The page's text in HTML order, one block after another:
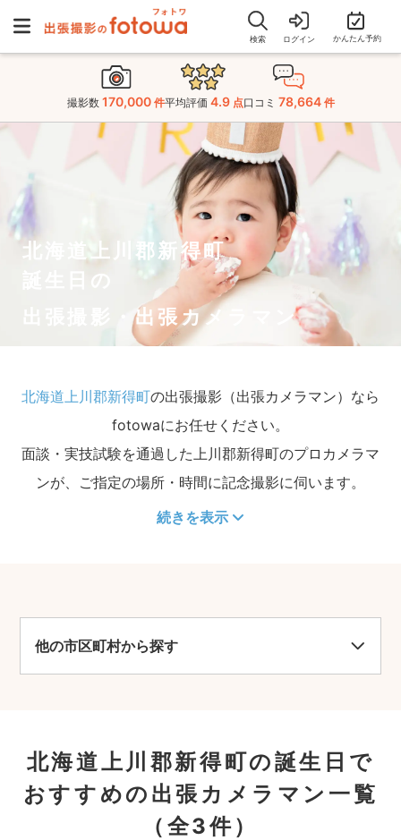
検索 ログイン かんたん予約
撮影数 170,000 件平均評価 4.9 点口コミ 78,664 件
北海道上川郡新得町
誕生日の
出張撮影・出張カメラマン
北海道上川郡新得町の出張撮影（出張カメラマン）なら
fotowaにお任せください。
面談・実技試験を通過した上川郡新得町のプロカメラマ
ンが、ご指定の場所・時間に記念撮影に伺います。
続きを表示
他の市区町村から探す
北海道上川郡新得町の誕生日で
おすすめの出張カメラマン一覧
（全3件）